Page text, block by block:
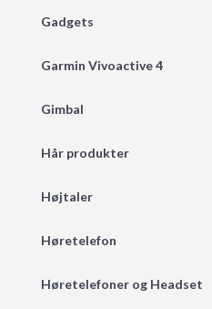
Gadgets
Garmin Vivoactive 4
Gimbal
Hår produkter
Højtaler
Høretelefon
Høretelefoner og Headset